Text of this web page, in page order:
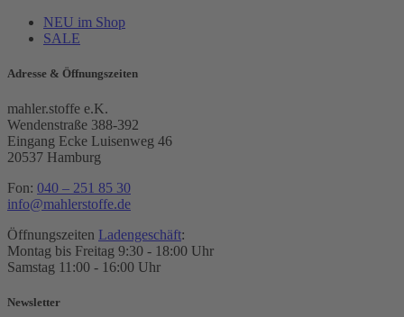
NEU im Shop
SALE
Adresse & Öffnungszeiten
mahler.stoffe e.K.
Wendenstraße 388-392
Eingang Ecke Luisenweg 46
20537 Hamburg
Fon: 040 – 251 85 30
info@mahlerstoffe.de
Öffnungszeiten Ladengeschäft:
Montag bis Freitag 9:30 - 18:00 Uhr
Samstag 11:00 - 16:00 Uhr
Newsletter